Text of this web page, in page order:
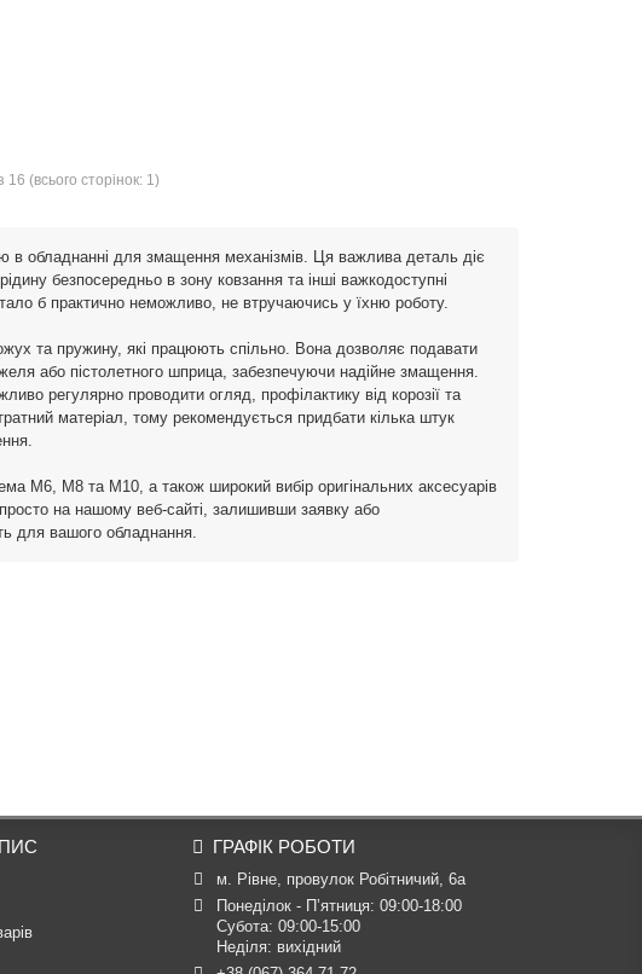
(всього сторінок: 1)
обладнанні для змащення механізмів. Ця важлива деталь діє
безпосередньо в зону ковзання та інші важкодоступні
б практично неможливо, не втручаючись у їхню роботу.
та пружину, які працюють спільно. Вона дозволяє подавати
або пістолетного шприца, забезпечуючи надійне змащення.
регулярно проводити огляд, профілактику від корозії та
матеріал, тому рекомендується придбати кілька штук
М6, М8 та М10, а також широкий вибір оригінальних аксесуарів
на нашому веб-сайті, залишивши заявку або
для вашого обладнання.
ГРАФІК РОБОТИ
м. Рівне, провулок Робітничий, 6а
Понеділок - П’ятниця: 09:00-18:00
Субота: 09:00-15:00
Неділя: вихідний